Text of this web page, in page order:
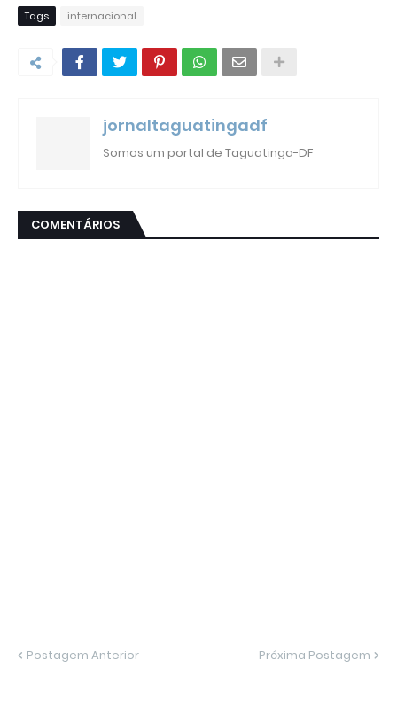
Tags internacional
jornaltaguatingadf
Somos um portal de Taguatinga-DF
COMENTÁRIOS
Postagem Anterior Próxima Postagem